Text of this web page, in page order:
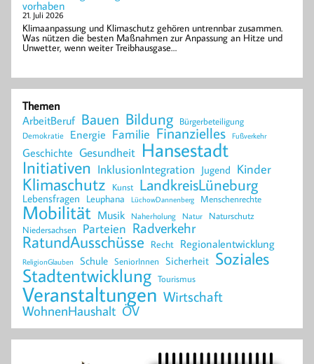
vorhaben
21. Juli 2026
Klimaanpassung und Klimaschutz gehören untrennbar zusammen.
Was nützen die besten Maßnahmen zur Anpassung an Hitze und
Unwetter, wenn weiter Treibhausgase…
Themen
ArbeitBeruf Bauen Bildung Bürgerbeteiligung
Demokratie Energie Familie Finanzielles Fußverkehr
Geschichte Gesundheit Hansestadt
Initiativen InklusionIntegration Jugend Kinder
Klimaschutz Kunst LandkreisLüneburg
Lebensfragen Leuphana LüchowDannenberg Menschenrechte
Mobilität Musik Naherholung Natur Naturschutz
Niedersachsen Parteien Radverkehr
RatundAusschüsse Recht Regionalentwicklung
ReligionGlauben Schule SeniorInnen Sicherheit Soziales
Stadtentwicklung Tourismus
Veranstaltungen Wirtschaft
WohnenHaushalt ÖV